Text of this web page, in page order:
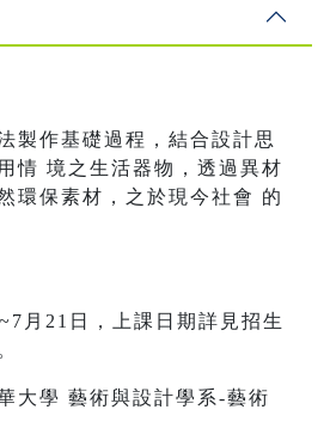
製作基礎過程，結合設計思
情 境之生活器物，透過異材
環保素材，之於現今社會 的
月21日，上課日期詳見招生
大學 藝術與設計學系-藝術